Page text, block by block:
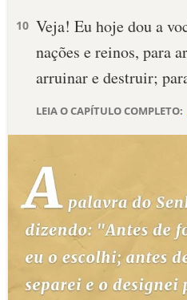
10 Veja! Eu hoje dou a
nações e reinos, para
arruinar e destruir;
LEIA O CAPÍTULO COMPLETO: